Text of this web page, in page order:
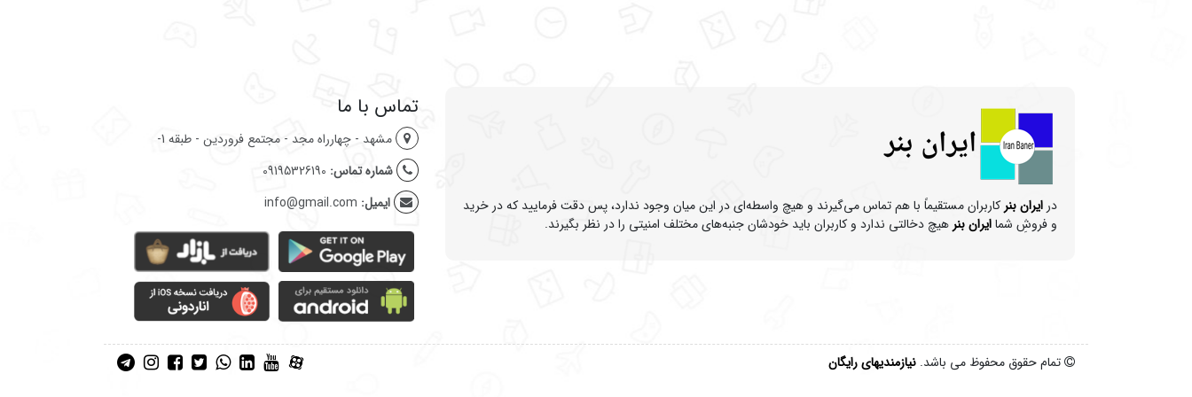
در ایران بنر کاربران مستقیماً با هم تماس می‌گیرند و هیچ واسطه‌ای در این میان وجود ندارد، پس دقت فرمایید که در خرید
و فروشِ شماایران بنر هیچ دخالتی ندارد و کاربران باید خودشان جنبه‌های مختلف امنیتی را در نظر بگیرند.
تماس با ما
مشهد - چهارراه مجد - مجتمع فروردین - طبقه 1-
شماره تماس: 09195326190
ایمیل: info@gmail.com
تمام حقوق محفوظ می باشد. نیازمندیهای رایگان